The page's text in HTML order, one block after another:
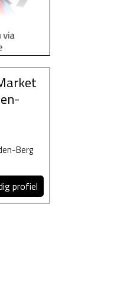
Berg
profiel